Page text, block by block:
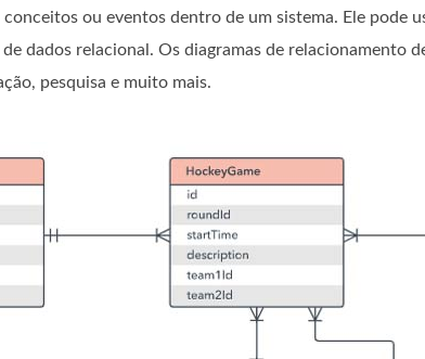
ou eventos dentro de um sistema. Ele pode
dados relacional. Os diagramas de relacionamento
pesquisa e muito mais.